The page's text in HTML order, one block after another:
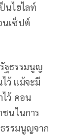
นไฮไลท์
นเซ็ปต์
ฐธรรมนูญ
ว้ แม้จะมี
ไว้ คอน
ชนในการ
ธรรมนูญจาก